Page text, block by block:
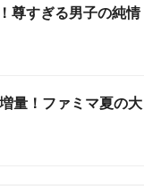
尊すぎる男子の純情
量！ファミマ夏の大